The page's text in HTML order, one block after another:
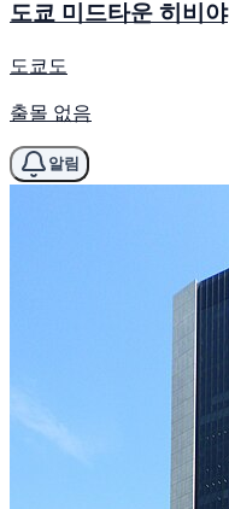
도쿄 미드타운 히비야
도쿄도
출몰 없음
알림